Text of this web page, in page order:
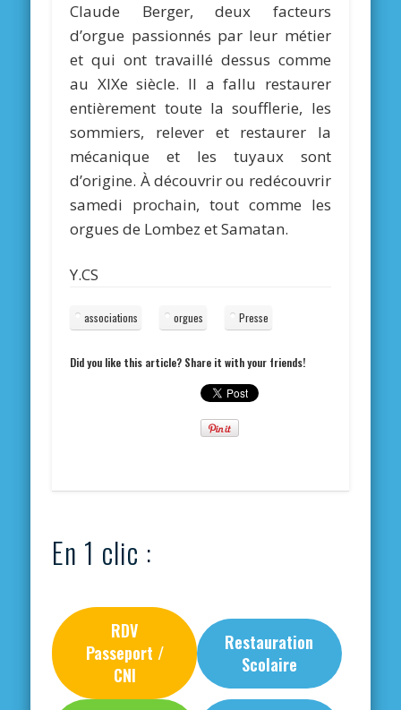
Claude Berger, deux facteurs
d’orgue passionnés par leur métier
et qui ont travaillé dessus comme
au XIXe siècle. Il a fallu restaurer
entièrement toute la soufflerie, les
sommiers, relever et restaurer la
mécanique et les tuyaux sont
d’origine. À découvrir ou redécouvrir
samedi prochain, tout comme les
orgues de Lombez et Samatan.
Y.CS
associations orgues Presse
Did you like this article? Share it with your friends!
En 1 clic :
RDV
Passeport /
CNI
Restauration
Scolaire